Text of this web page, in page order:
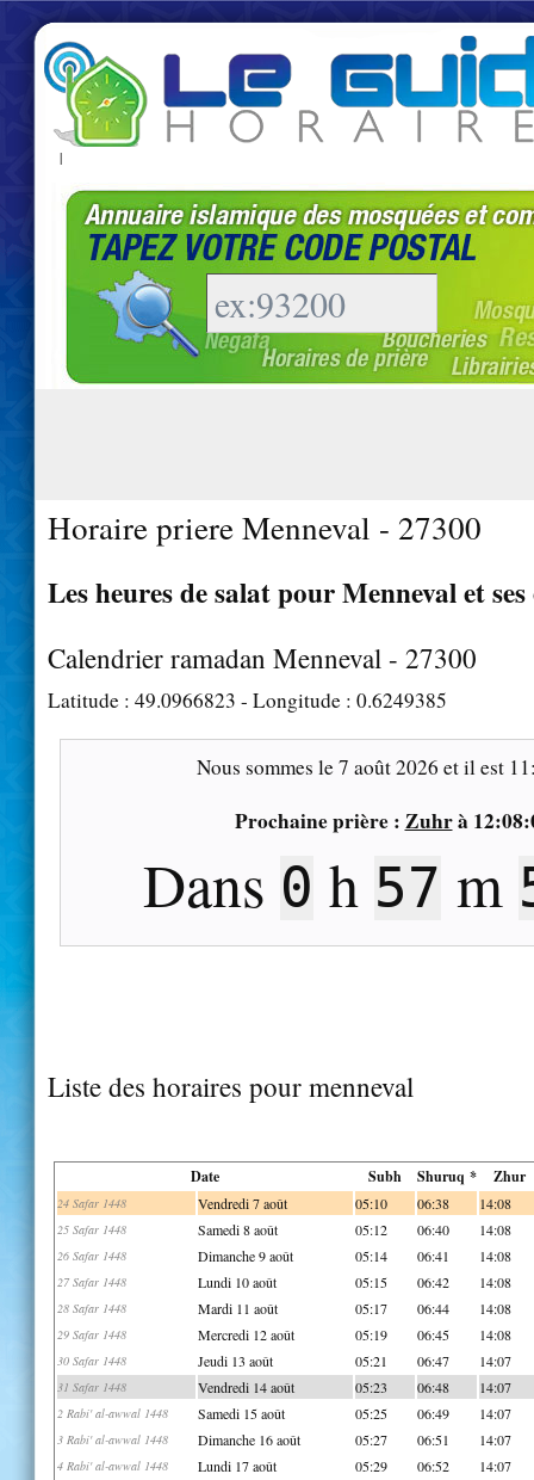
|
Horaire priere Menneval - 27300
Les heures de salat pour Menneval et
Calendrier ramadan Menneval - 27300
Latitude : 49.0966823 - Longitude : 0.6249385
Nous sommes le7 août 2026 et il est
Prochaine prière : Zuhrà
Dans 0 h 57 m
Liste des horaires pour menneval
Date Subh Shuruq * Zhur
24 Safar 1448 Vendredi 7 août 05:10 06:38 14:08
25 Safar 1448 Samedi 8 août 05:12 06:40 14:08
26 Safar 1448 Dimanche 9 août 05:14 06:41 14:08
27 Safar 1448 Lundi 10 août 05:15 06:42 14:08
28 Safar 1448 Mardi 11 août 05:17 06:44 14:08
29 Safar 1448 Mercredi 12 août 05:19 06:45 14:08
30 Safar 1448 Jeudi 13 août 05:21 06:47 14:07
31 Safar 1448 Vendredi 14 août 05:23 06:48 14:07
2 Rabi' al-awwal 1448 Samedi 15 août 05:25 06:49 14:07
3 Rabi' al-awwal 1448 Dimanche 16 août 05:27 06:51 14:07
4 Rabi' al-awwal 1448 Lundi 17 août 05:29 06:52 14:07